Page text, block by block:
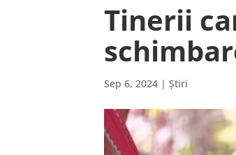
Tinerii
Sep 6, 2024 |Știri